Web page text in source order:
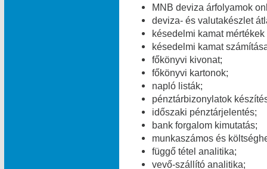
MNB deviza árfolyamok
deviza- és valutakészlet
késedelmi kamat
késedelmi kamat
főkönyvi kivonat;
főkönyvi kartonok;
napló listák;
pénztárbizonylatok
időszaki pénztárjelentés;
bank forgalom kimutatás;
munkaszámos és
függő tétel analitika;
vevő-szállító analitika;